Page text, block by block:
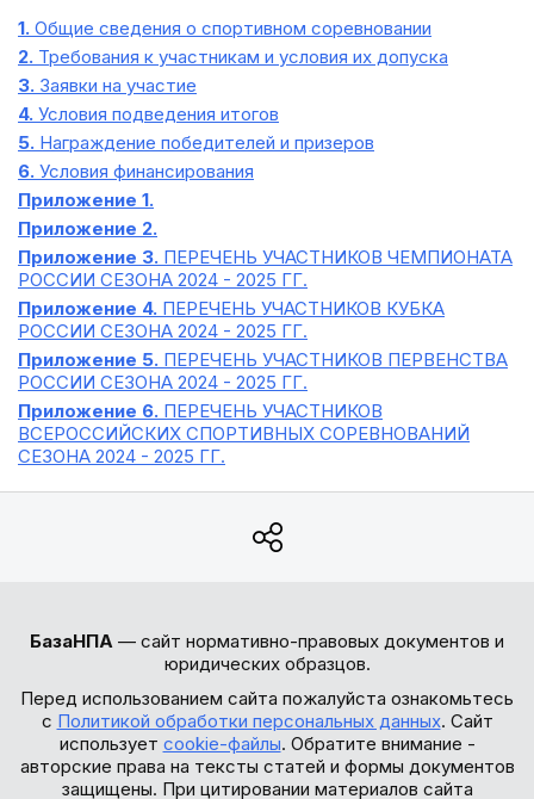
1. Общие сведения о спортивном соревновании
2. Требования к участникам и условия их допуска
3. Заявки на участие
4. Условия подведения итогов
5. Награждение победителей и призеров
6. Условия финансирования
Приложение 1.
Приложение 2.
Приложение 3. ПЕРЕЧЕНЬ УЧАСТНИКОВ ЧЕМПИОНАТА
РОССИИ СЕЗОНА 2024 - 2025 ГГ.
Приложение 4. ПЕРЕЧЕНЬ УЧАСТНИКОВ КУБКА
РОССИИ СЕЗОНА 2024 - 2025 ГГ.
Приложение 5. ПЕРЕЧЕНЬ УЧАСТНИКОВ ПЕРВЕНСТВА
РОССИИ СЕЗОНА 2024 - 2025 ГГ.
Приложение 6. ПЕРЕЧЕНЬ УЧАСТНИКОВ
ВСЕРОССИЙСКИХ СПОРТИВНЫХ СОРЕВНОВАНИЙ
СЕЗОНА 2024 - 2025 ГГ.
БазаНПА — сайт нормативно-правовых документов и
юридических образцов.
Перед использованием сайта пожалуйста ознакомьтесь
с Политикой обработки персональных данных. Сайт
использует cookie-файлы. Обратите внимание -
авторские права на тексты статей и формы документов
защищены. При цитировании материалов сайта